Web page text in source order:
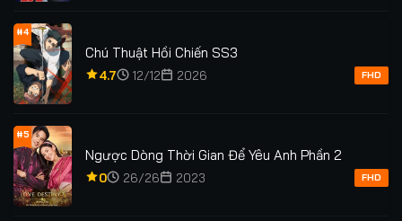
#4
Chú Thuật Hồi Chiến SS3
4.7 12/12 2026 FHD
#5
Ngược Dòng Thời Gian Để Yêu Anh Phần 2
0 26/26 2023 FHD